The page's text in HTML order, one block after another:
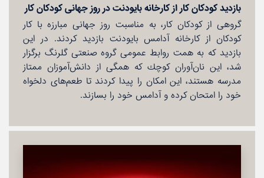
بازدید كودكان كار از كارخانه بایودنت در روز جهانی كودكان كار
گروهی از كودكان كار، به مناسبت روز جهانی مبارزه با كار
كودكان از كارخانه آدامس بایودنت بازدید كردند. در این
بازدید كه به همت روابط عمومی گروه صنعتی گلرنگ برگزار
شد، این نان‌آوران كوچك كه همگی از دانش‌آموزان ممتاز
مدرسه هستند، این امكان را پیدا كردند تا طعم‌های دلخواه
خود را امتحان كرده و آدامس خود را بسازند.